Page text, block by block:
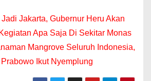
Jakarta, Gubernur Heru Akan
Apa Saja Di Sekitar Monas
Mangrove Seluruh Indonesia,
Ikut Nyemplung